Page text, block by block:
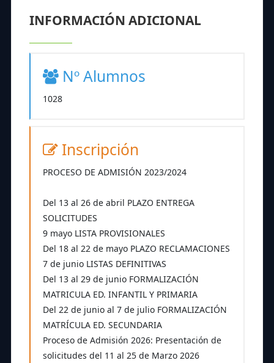
INFORMACIÓN ADICIONAL
Nº Alumnos
1028
Inscripción
PROCESO DE ADMISIÓN 2023/2024
Del 13 al 26 de abril PLAZO ENTREGA
SOLICITUDES
9 mayo LISTA PROVISIONALES
Del 18 al 22 de mayo PLAZO RECLAMACIONES
7 de junio LISTAS DEFINITIVAS
Del 13 al 29 de junio FORMALIZACIÓN
MATRICULA ED. INFANTIL Y PRIMARIA
Del 22 de junio al 7 de julio FORMALIZACIÓN
MATRÍCULA ED. SECUNDARIA
Proceso de Admisión 2026: Presentación de
solicitudes del 11 al 25 de Marzo 2026